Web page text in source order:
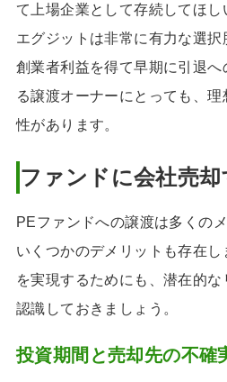
て上場企業として存続してほ
エグジットは非常に有力な選択
創業者利益を得て早期に引退へ
る譲渡オーナーにとっても、
性があります。
ファンドに会社売
PEファンドへの譲渡は多くの
いくつかのデメリットも存在
を実現するためにも、潜在的
認識しておきましょう。
投資期間と売却先の不確